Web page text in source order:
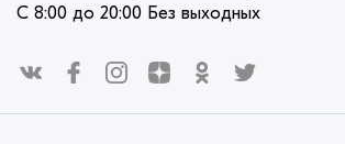
С 8:00 до 20:00 Без выходных